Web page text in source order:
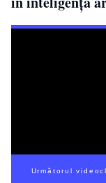
Următorul